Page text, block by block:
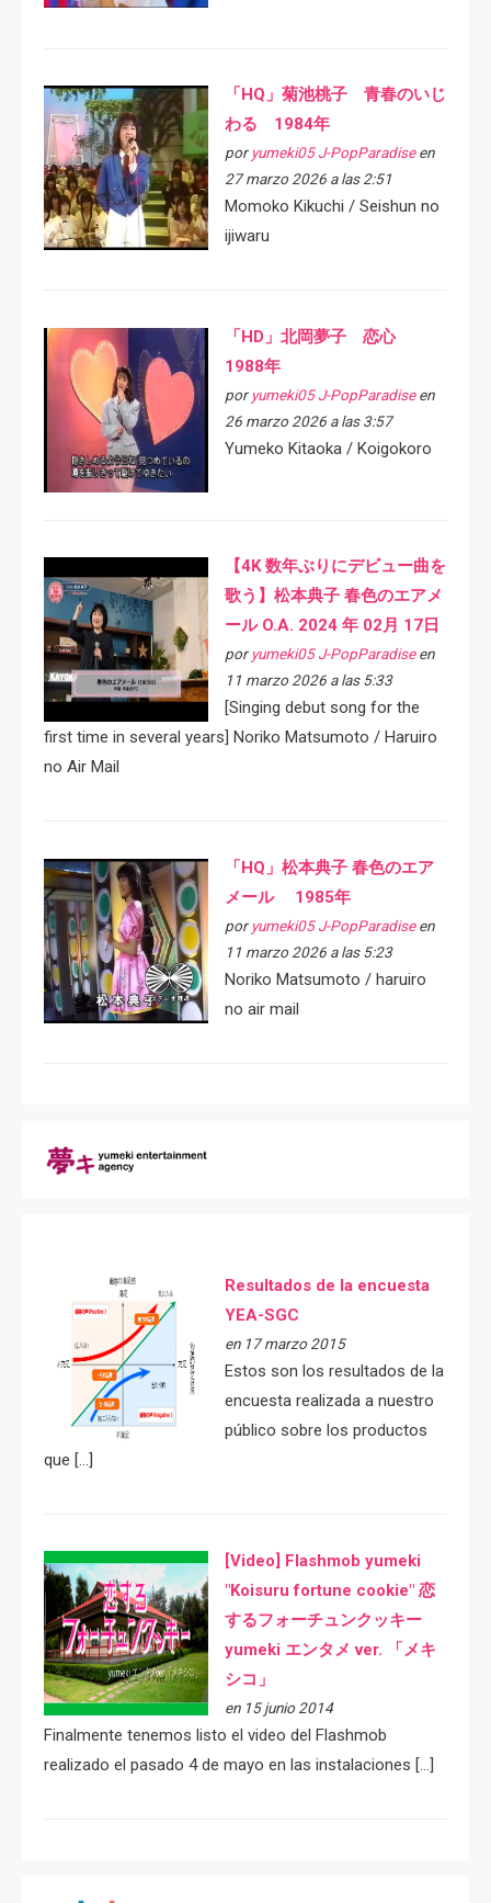
「HQ」菊池桃子 青春のいじ
わる 1984年
por yumeki05 J-PopParadiseen
27 marzo 2026 a las 2:51
Momoko Kikuchi / Seishun no
ijiwaru
「HD」北岡夢子 恋心
1988年
por yumeki05 J-PopParadiseen
26 marzo 2026 a las 3:57
Yumeko Kitaoka / Koigokoro
【4K 数年ぶりにデビュー曲を
歌う】松本典子 春色のエアメ
ール O.A. 2024 年 02月 17日
por yumeki05 J-PopParadiseen
11 marzo 2026 a las 5:33
[Singing debut song for the
first time in several years] Noriko Matsumoto / Haruiro
no Air Mail
「HQ」松本典子 春色のエア
メール 1985年
por yumeki05 J-PopParadiseen
11 marzo 2026 a las 5:23
Noriko Matsumoto / haruiro
no air mail
Resultados de la encuesta
YEA-SGC
en 17 marzo 2015
Estos son los resultados de la
encuesta realizada a nuestro
público sobre los productos
que […]
[Video] Flashmob yumeki
"Koisuru fortune cookie" 恋
するフォーチュンクッキー
yumeki エンタメ ver. 「メキ
シコ」
en 15 junio 2014
Finalmente tenemos listo el video del Flashmob
realizado el pasado 4 de mayo en las instalaciones […]